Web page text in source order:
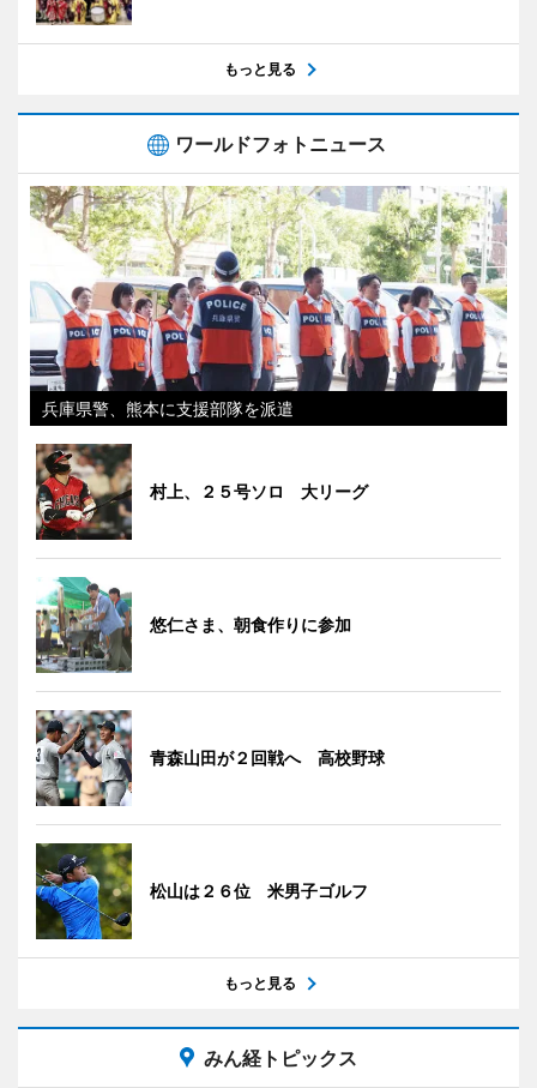
もっと見る
ワールドフォトニュース
兵庫県警、熊本に支援部隊を派遣
村上、２５号ソロ 大リーグ
悠仁さま、朝食作りに参加
青森山田が２回戦へ 高校野球
松山は２６位 米男子ゴルフ
もっと見る
みん経トピックス